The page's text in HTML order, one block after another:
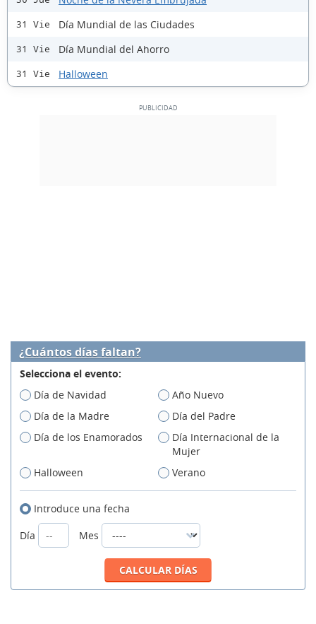
31 Vie Día Mundial de las Ciudades
31 Vie Día Mundial del Ahorro
31 Vie Halloween
¿Cuántos días faltan?
Selecciona el evento:
Día de Navidad
Año Nuevo
Día de la Madre
Día del Padre
Día de los Enamorados
Día Internacional de la
Mujer
Halloween
Verano
Introduce una fecha
Día
Mes